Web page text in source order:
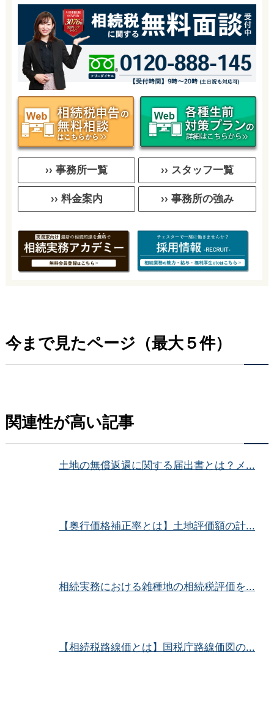
›› 事務所一覧 ›› スタッフ一覧
›› 料金案内 ›› 事務所の強み
今まで見たページ（最大５件）
関連性が高い記事
土地の無償返還に関する届出書とは？メ...
【奥行価格補正率とは】土地評価額の計...
相続実務における雑種地の相続税評価を...
【相続税路線価とは】国税庁路線価図の...